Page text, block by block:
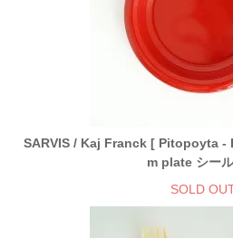
SARVIS / Kaj Franck [ Pitopoyta -
m plate シー
SOLD